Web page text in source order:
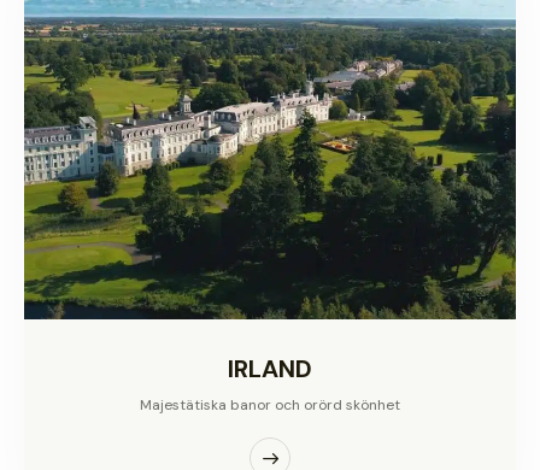
IRLAND
Majestätiska banor och orörd skönhet